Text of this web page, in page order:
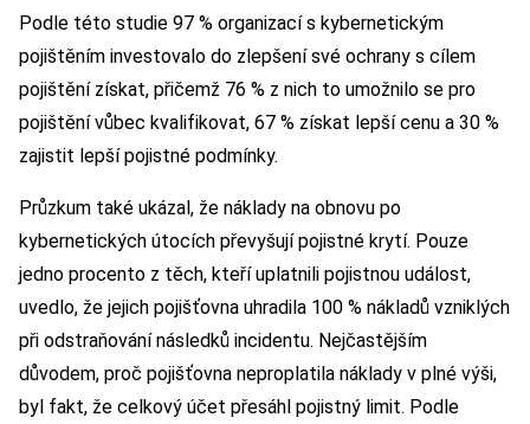
Podle této studie 97 % organizací s kybernetickým
pojištěním investovalo do zlepšení své ochrany s cílem
pojištění získat, přičemž 76 % z nich to umožnilo se pro
pojištění vůbec kvalifikovat, 67 % získat lepší cenu a 30 %
zajistit lepší pojistné podmínky.
Průzkum také ukázal, že náklady na obnovu po
kybernetických útocích převyšují pojistné krytí. Pouze
jedno procento z těch, kteří uplatnili pojistnou událost,
uvedlo, že jejich pojišťovna uhradila 100 % nákladů vzniklých
při odstraňování následků incidentu. Nejčastějším
důvodem, proč pojišťovna neproplatila náklady v plné výši,
byl fakt, že celkový účet přesáhl pojistný limit. Podle